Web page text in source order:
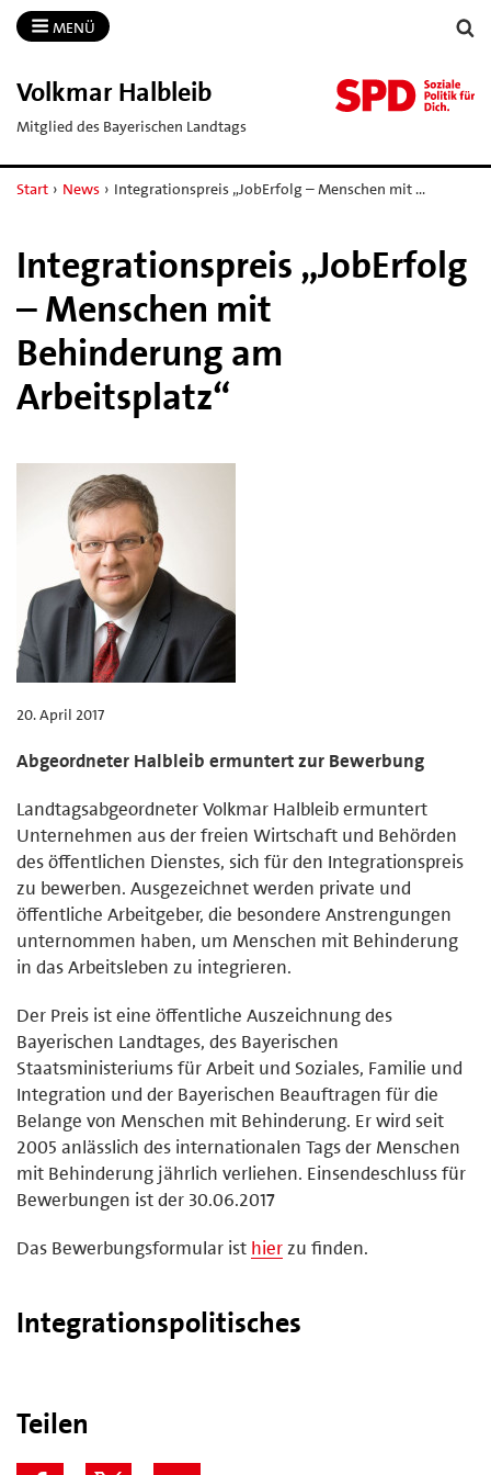
MENÜ
Volkmar Halbleib
Mitglied des Bayerischen Landtags
Start › News › Integrationspreis „JobErfolg – Menschen mit …
Integrationspreis „JobErfolg
– Menschen mit
Behinderung am
Arbeitsplatz“
20. April 2017
Abgeordneter Halbleib ermuntert zur Bewerbung
Landtagsabgeordneter Volkmar Halbleib ermuntert
Unternehmen aus der freien Wirtschaft und Behörden
des öffentlichen Dienstes, sich für den Integrationspreis
zu bewerben. Ausgezeichnet werden private und
öffentliche Arbeitgeber, die besondere Anstrengungen
unternommen haben, um Menschen mit Behinderung
in das Arbeitsleben zu integrieren.
Der Preis ist eine öffentliche Auszeichnung des
Bayerischen Landtages, des Bayerischen
Staatsministeriums für Arbeit und Soziales, Familie und
Integration und der Bayerischen Beauftragen für die
Belange von Menschen mit Behinderung. Er wird seit
2005 anlässlich des internationalen Tags der Menschen
mit Behinderung jährlich verliehen. Einsendeschluss für
Bewerbungen ist der 30.06.2017
Das Bewerbungsformular ist hierzu finden.
Integrationspolitisches
Teilen